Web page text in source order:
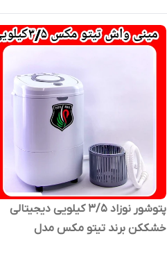
پتوشور نوزاد ۳/۵ کیلویی دیجیتالی
خشککن برند تیتو مکس مدل